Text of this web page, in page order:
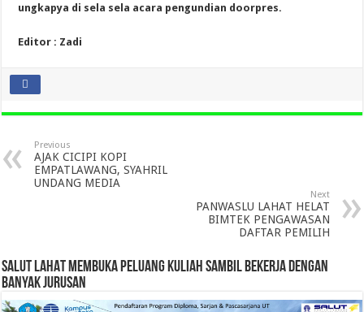
ungkapya di sela sela acara pengundian doorpres.
Editor : Zadi
Previous
AJAK CICIPI KOPI
EMPATLAWANG, SYAHRIL
UNDANG MEDIA
Next
PANWASLU LAHAT HELAT
BIMTEK PENGAWASAN
DAFTAR PEMILIH
SALUT LAHAT MEMBUKA PELUANG KULIAH SAMBIL BEKERJA DENGAN
BANYAK JURUSAN